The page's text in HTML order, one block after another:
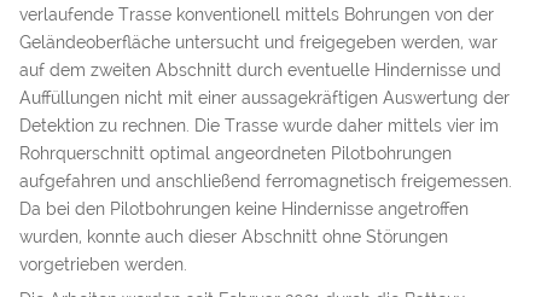
verlaufende Trasse konventionell mittels Bohrungen von der
Geländeoberfläche untersucht und freigegeben werden, war
auf dem zweiten Abschnitt durch eventuelle Hindernisse und
Auffüllungen nicht mit einer aussagekräftigen Auswertung der
Detektion zu rechnen. Die Trasse wurde daher mittels vier im
Rohrquerschnitt optimal angeordneten Pilotbohrungen
aufgefahren und anschließend ferromagnetisch freigemessen.
Da bei den Pilotbohrungen keine Hindernisse angetroffen
wurden, konnte auch dieser Abschnitt ohne Störungen
vorgetrieben werden.